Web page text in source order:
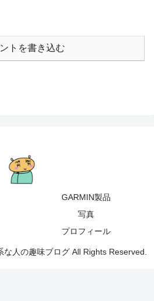
トを書き込む
GARMIN製品
写真
プロフィール
人の趣味ブログ All Rights Reserved.